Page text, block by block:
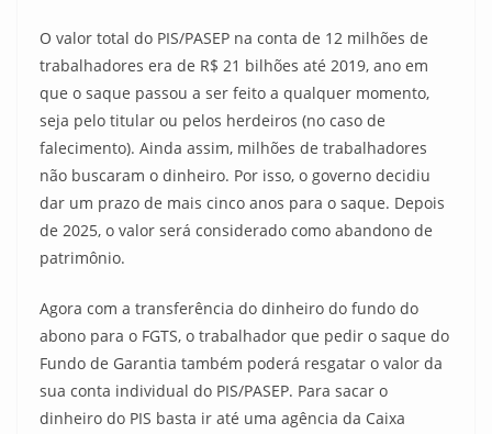
O valor total do PIS/PASEP na conta de 12 milhões de
trabalhadores era de R$ 21 bilhões até 2019, ano em
que o saque passou a ser feito a qualquer momento,
seja pelo titular ou pelos herdeiros (no caso de
falecimento). Ainda assim, milhões de trabalhadores
não buscaram o dinheiro. Por isso, o governo decidiu
dar um prazo de mais cinco anos para o saque. Depois
de 2025, o valor será considerado como abandono de
patrimônio.
Agora com a transferência do dinheiro do fundo do
abono para o FGTS, o trabalhador que pedir o saque do
Fundo de Garantia também poderá resgatar o valor da
sua conta individual do PIS/PASEP. Para sacar o
dinheiro do PIS basta ir até uma agência da Caixa